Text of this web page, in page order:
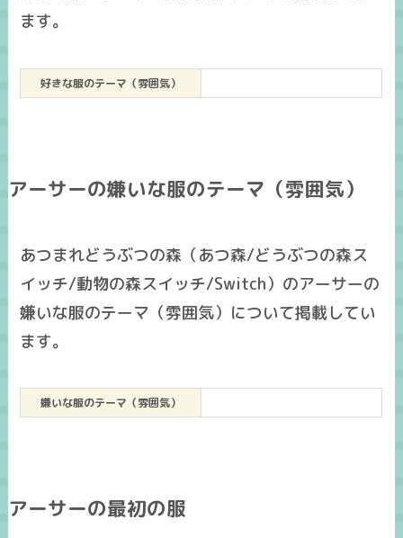
ます。
好きな服のテーマ（雰囲気）
アーサーの嫌いな服のテーマ（雰囲気）
あつまれどうぶつの森（あつ森/どうぶつの森ス
イッチ/動物の森スイッチ/Switch）のアーサーの
嫌いな服のテーマ（雰囲気）について掲載してい
ます。
嫌いな服のテーマ（雰囲気）
アーサーの最初の服